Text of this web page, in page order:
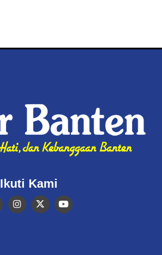
Ikuti Kami